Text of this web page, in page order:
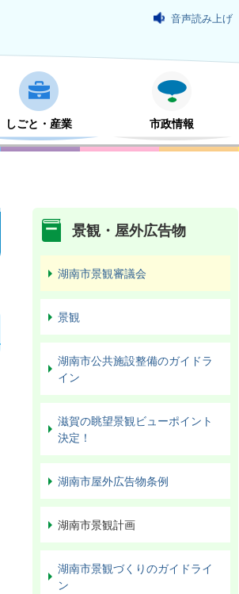
音声読み上げ
しごと・産業 市政情報
景観・屋外広告物
湖南市景観審議会
景観
湖南市公共施設整備のガイドラ
イン
滋賀の眺望景観ビューポイント
決定！
湖南市屋外広告物条例
湖南市景観計画
湖南市景観づくりのガイドライ
ン